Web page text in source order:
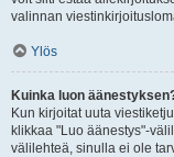
valinnan
Ylös
Kuinka luon
Kun kirjoitat uuta
klikkaa "Luo äänestys"-
välilehteä, sinulla ei ole